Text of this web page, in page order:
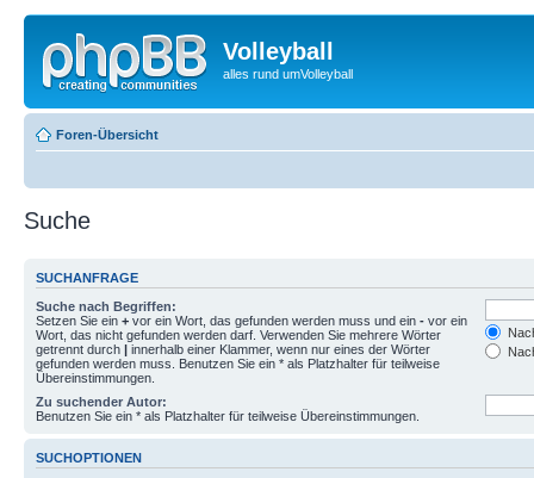
Volleyball
alles rund umVolleyball
Foren-Übersicht
Suche
SUCHANFRAGE
Suche nach Begriffen:
Setzen Sie ein + vor ein Wort, das gefunden werden muss und ein - vor ein
Wort, das nicht gefunden werden darf. Verwenden Sie mehrere Wörter
getrennt durch | innerhalb einer Klammer, wenn nur eines der Wörter
gefunden werden muss. Benutzen Sie ein * als Platzhalter für teilweise
Übereinstimmungen.
Zu suchender Autor:
Benutzen Sie ein * als Platzhalter für teilweise Übereinstimmungen.
SUCHOPTIONEN